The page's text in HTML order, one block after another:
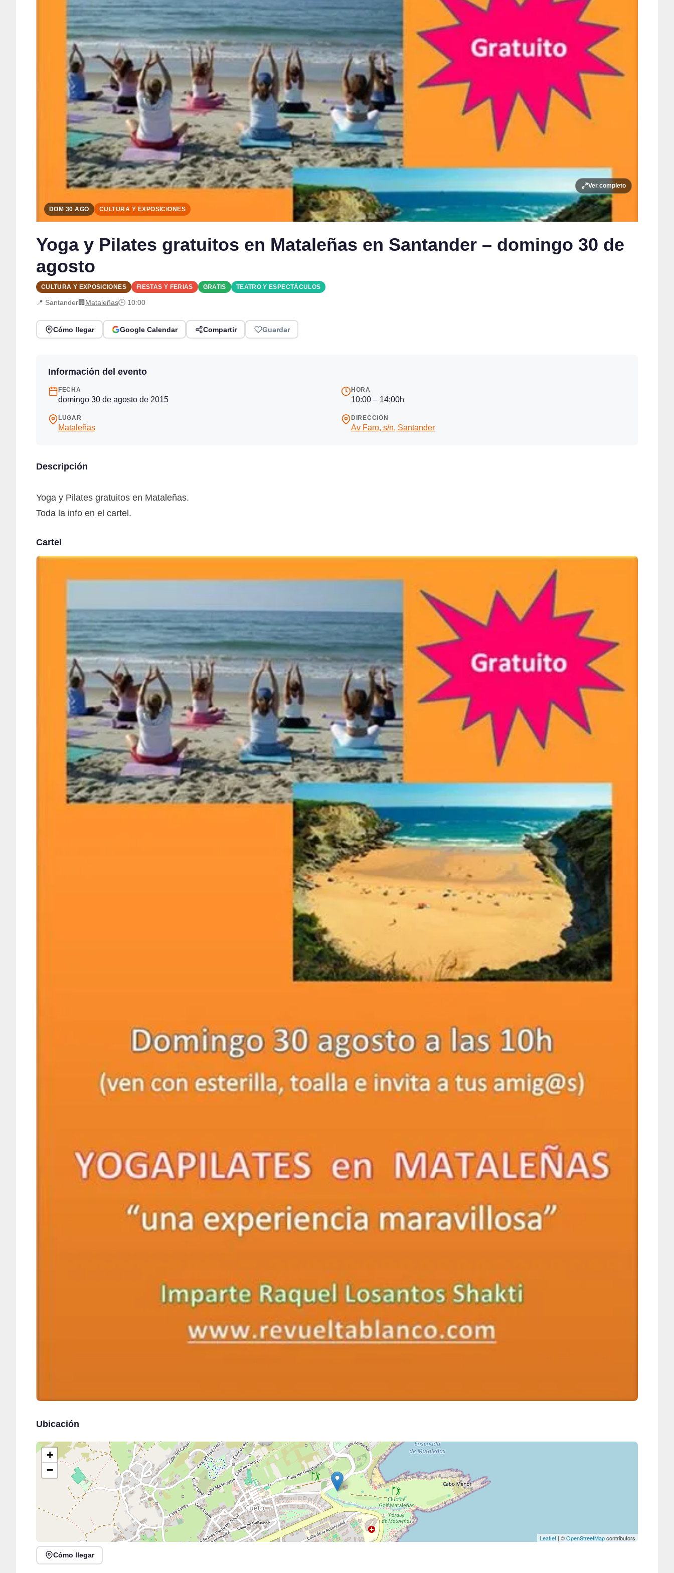
Ver completo
DOM 30 AGO CULTURA Y EXPOSICIONES
Yoga y Pilates gratuitos en Mataleñas en Santander – domingo 30 de
agosto
CULTURA Y EXPOSICIONES FIESTAS Y FERIAS GRATIS TEATRO Y ESPECTÁCULOS
📍 Santander🏢 Mataleñas🕒 10:00
Cómo llegar Google Calendar Compartir Guardar
Información del evento
FECHA
domingo 30 de agosto de 2015
HORA
10:00 – 14:00h
LUGAR
Mataleñas
DIRECCIÓN
Av Faro, s/n, Santander
Descripción
Yoga y Pilates gratuitos en Mataleñas.
Toda la info en el cartel.
Cartel
Ubicación
+
−
Leaflet | ©OpenStreetMapcontributors
Cómo llegar